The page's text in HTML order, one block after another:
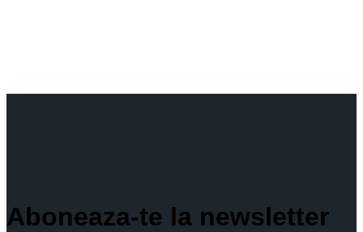
Aboneaza-te la newsletter